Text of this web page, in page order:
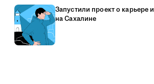
Запустили проект о карьере
на Сахалине